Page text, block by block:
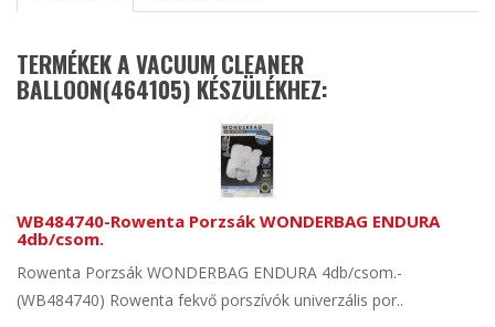
TERMÉKEK A VACUUM CLEANER
BALLOON(464105) KÉSZÜLÉKHEZ:
WB484740-Rowenta Porzsák WONDERBAG ENDURA
4db/csom.
Rowenta Porzsák WONDERBAG ENDURA 4db/csom.-
(WB484740) Rowenta fekvő porszívók univerzális por..